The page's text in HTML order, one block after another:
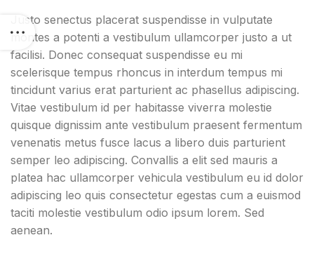
Justo senectus placerat suspendisse in vulputate
montes a potenti a vestibulum ullamcorper justo a ut
facilisi. Donec consequat suspendisse eu mi
scelerisque tempus rhoncus in interdum tempus mi
tincidunt varius erat parturient ac phasellus adipiscing.
Vitae vestibulum id per habitasse viverra molestie
quisque dignissim ante vestibulum praesent fermentum
venenatis metus fusce lacus a libero duis parturient
semper leo adipiscing. Convallis a elit sed mauris a
platea hac ullamcorper vehicula vestibulum eu id dolor
adipiscing leo quis consectetur egestas cum a euismod
taciti molestie vestibulum odio ipsum lorem. Sed
aenean.